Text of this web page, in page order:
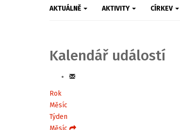
AKTUÁLNĚ AKTIVITY CÍRKEV
Kalendář událostí
Rok
Měsíc
Týden
Měsíc